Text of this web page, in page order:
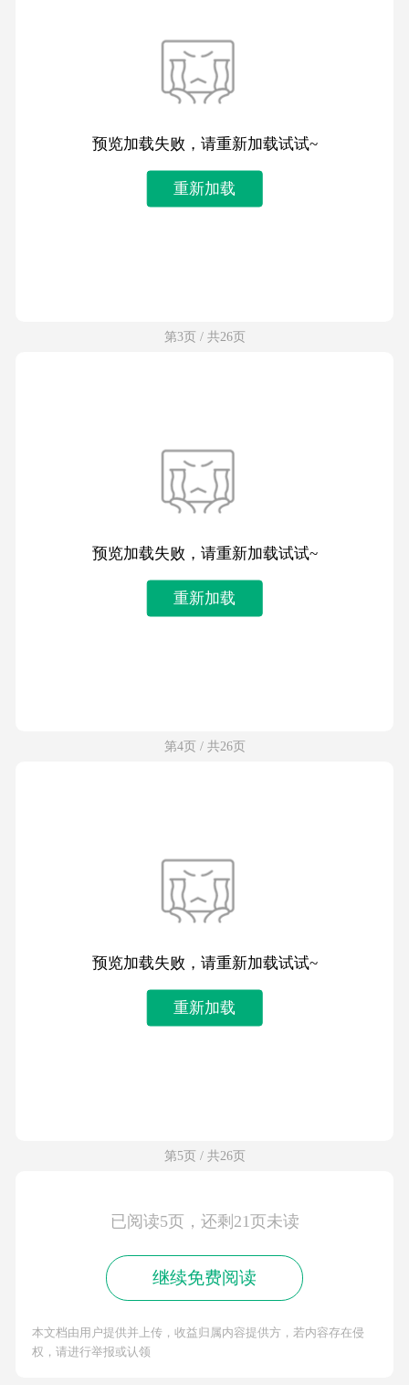
预览加载失败，请重新加载试试~
重新加载
第3页 / 共26页
预览加载失败，请重新加载试试~
重新加载
第4页 / 共26页
预览加载失败，请重新加载试试~
重新加载
第5页 / 共26页
已阅读5页，还剩21页未读
继续免费阅读
本文档由用户提供并上传，收益归属内容提供方，若内容存在侵
权，请进行举报或认领